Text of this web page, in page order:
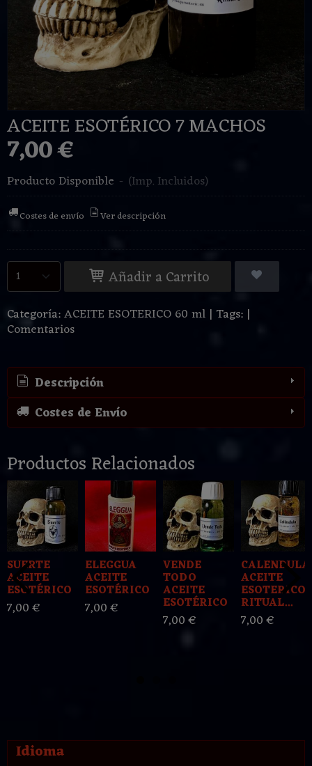
Idioma
ACEITE ESOTÉRICO 7 MACHOS
7,00 €
Producto Disponible - (Imp. Incluidos)
Costes de envío Ver descripción
Añadir a Carrito
Categoría:ACEITE ESOTERICO 60 ml | Tags: |
Comentarios
Descripción
Costes de Envío
Productos Relacionados
SUERTE
ACEITE
ESOTÉRICO
7,00 €
ELEGGUA
ACEITE
ESOTÉRICO
7,00 €
VENDE
TODO
ACEITE
ESOTÉRICO
7,00 €
CALENDULA
ACEITE
ESOTERICO
RITUAL...
7,00 €